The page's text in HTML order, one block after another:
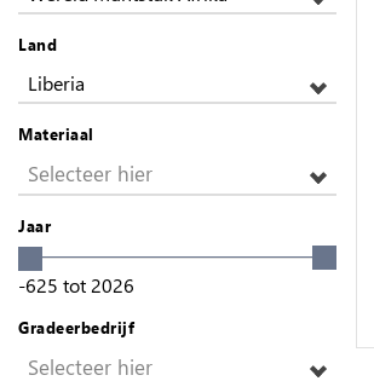
Land
Liberia
Materiaal
Selecteer hier
Jaar
-625 tot 2026
Gradeerbedrijf
Selecteer hier